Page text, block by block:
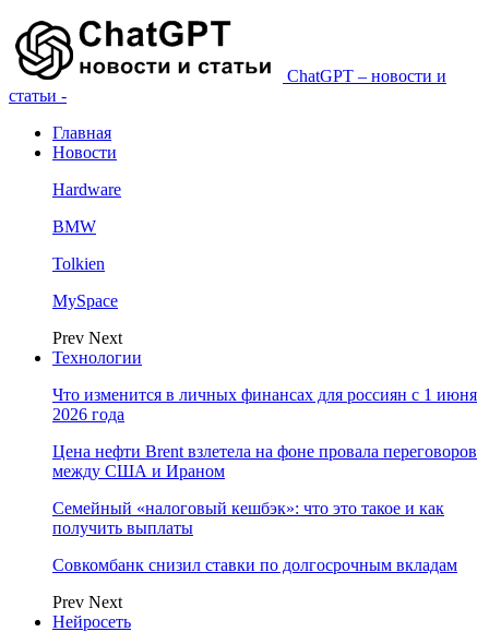
ChatGPT – новости и
статьи -
Главная
Новости
Hardware
BMW
Tolkien
MySpace
Prev Next
Технологии
Что изменится в личных финансах для россиян с 1 июня
2026 года
Цена нефти Brent взлетела на фоне провала переговоров
между США и Ираном
Семейный «налоговый кешбэк»: что это такое и как
получить выплаты
Совкомбанк снизил ставки по долгосрочным вкладам
Prev Next
Нейросеть